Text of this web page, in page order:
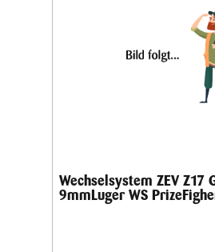
Wechselsystem ZEV Z17
9mmLuger WS